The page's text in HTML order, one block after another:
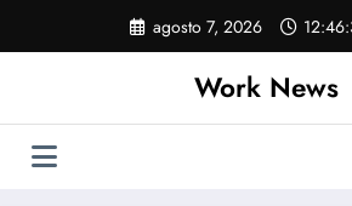
o
agosto 7, 2026
Work News